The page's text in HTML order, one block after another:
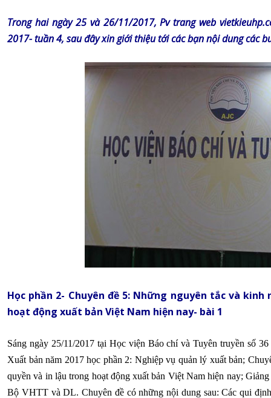
Trong hai ngày 25 và 26/11/2017, Pv trang web
2017- tuần 4, sau đây xin giới thiệu tới các bạn nội dung các
Học phần 2- Chuyên đề 5: Những nguyên tắc và
hoạt động xuất bản Việt Nam hiện nay- bài 1
Sáng ngày 25/11/2017 tại Học viện Báo chí và Tuyên truyền số
Xuất bản năm 2017 học phần 2: Nghiệp vụ quản lý xuất bản;
quyền và in lậu trong hoạt động xuất bản Việt Nam hiện nay;
Bộ VHTT và DL. Chuyên đề có những nội dung sau: Các qui